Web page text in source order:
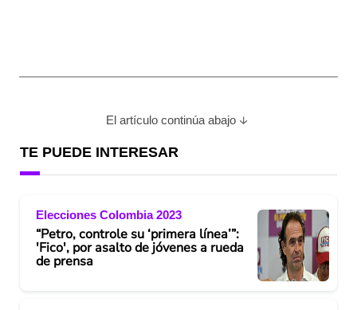
El artículo continúa abajo
TE PUEDE INTERESAR
Elecciones Colombia 2023
“Petro, controle su ‘primera línea’”:
'Fico', por asalto de jóvenes a rueda
de prensa